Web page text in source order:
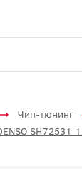
Чип-тюнинг
SH72531